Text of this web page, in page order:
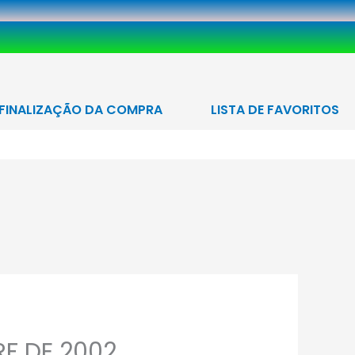
FINALIZAÇÃO DA COMPRA LISTA DE FAVORITOS